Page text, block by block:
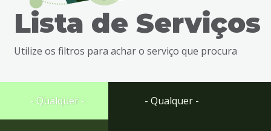
busca
Ir
rodapé
Lista de Serviços
Utilize os filtros para achar o serviço que procura
- Qualquer - - Qualquer -